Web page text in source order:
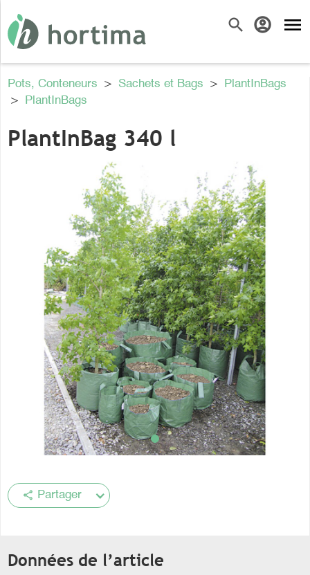
search account_circle menu
Pots, Conteneurs > Sachets et Bags >
PlantInBags
>
PlantInBags
PlantInBag 340 l
share Partager
Données de l’article